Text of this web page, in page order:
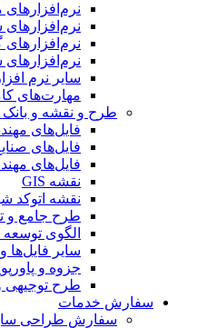
نرم‌افزارهای
سایر نرم
مهارت‌های
طرح و نقشه و بانک
فایل‌های
فایل‌های
فایل‌های
نقشه GIS
نقشه اتوکد
طرح جامع و
الگوی
سایر
جزوه و
طرح توجیهی
سفارش خدمات
سفارش طراحی